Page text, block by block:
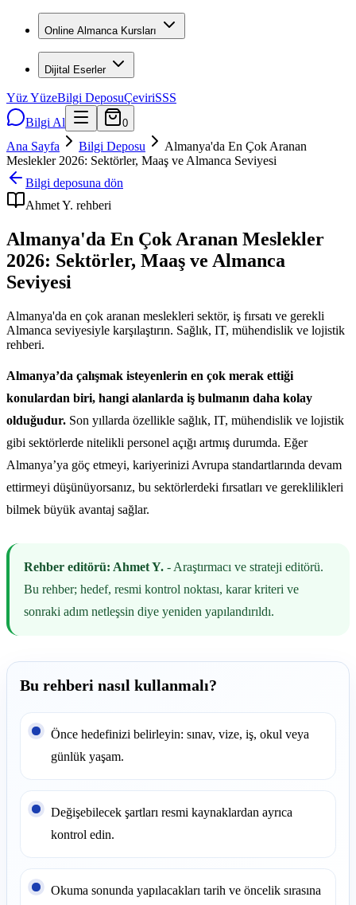
Online Almanca Kursları
Dijital Eserler
Yüz YüzeBilgi DeposuÇeviriSSS
Bilgi Al
0
Ana Sayfa Bilgi Deposu
Almanya'da En Çok Aranan
Meslekler 2026: Sektörler, Maaş ve Almanca Seviyesi
Bilgi deposuna dön
Ahmet Y. rehberi
Almanya'da En Çok Aranan Meslekler
2026: Sektörler, Maaş ve Almanca
Seviyesi
Almanya'da en çok aranan meslekleri sektör, iş fırsatı ve gerekli
Almanca seviyesiyle karşılaştırın. Sağlık, IT, mühendislik ve lojistik
rehberi.
Almanya’da çalışmak isteyenlerin en çok merak ettiği
konulardan biri, hangi alanlarda iş bulmanın daha kolay
olduğudur. Son yıllarda özellikle sağlık, IT, mühendislik ve lojistik
gibi sektörlerde nitelikli personel açığı artmış durumda. Eğer
Almanya’ya göç etmeyi, kariyerinizi Avrupa standartlarında devam
ettirmeyi düşünüyorsanız, bu sektörlerdeki fırsatları ve gereklilikleri
bilmek büyük avantaj sağlar.
Rehber editörü: Ahmet Y. - Araştırmacı ve strateji editörü.
Bu rehber; hedef, resmi kontrol noktası, karar kriteri ve
sonraki adım netleşsin diye yeniden yapılandırıldı.
Bu rehberi nasıl kullanmalı?
Önce hedefinizi belirleyin: sınav, vize, iş, okul veya
günlük yaşam.
Değişebilecek şartları resmi kaynaklardan ayrıca
kontrol edin.
Okuma sonunda yapılacakları tarih ve öncelik sırasına